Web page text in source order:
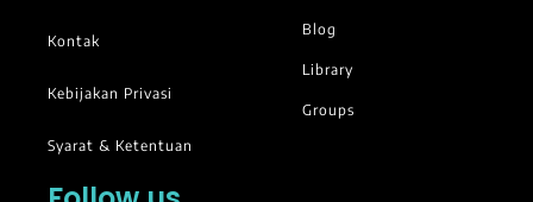
Kontak
Kebijakan Privasi
Syarat & Ketentuan
Blog
Library
Groups